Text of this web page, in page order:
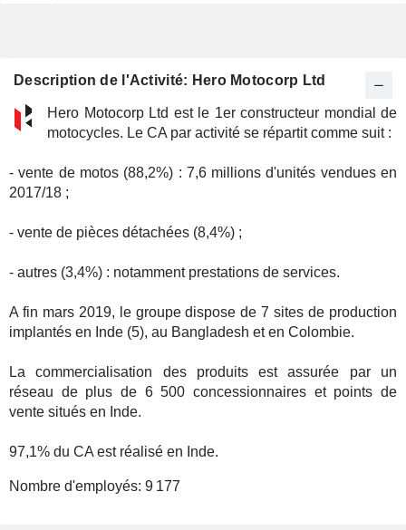
Description de l'Activité: Hero Motocorp Ltd
Hero Motocorp Ltd est le 1er constructeur mondial de
motocycles. Le CA par activité se répartit comme suit :
- vente de motos (88,2%) : 7,6 millions d'unités vendues en
2017/18 ;
- vente de pièces détachées (8,4%) ;
- autres (3,4%) : notamment prestations de services.
A fin mars 2019, le groupe dispose de 7 sites de production
implantés en Inde (5), au Bangladesh et en Colombie.
La commercialisation des produits est assurée par un
réseau de plus de 6 500 concessionnaires et points de
vente situés en Inde.
97,1% du CA est réalisé en Inde.
Nombre d'employés: 9 177